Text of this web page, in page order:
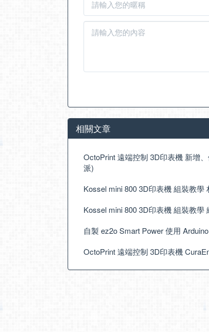
相關文章
OctoPrint 遠端控制 3D印表機 新增
派)
Kossel mini 800 3D印表機 組裝教學
Kossel mini 800 3D印表機 組裝教學
自製 ez2o Smart Power 使用
OctoPrint 遠端控制 3D印表機